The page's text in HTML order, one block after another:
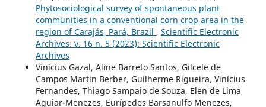
Phytosociological survey of spontaneous plant
communities in a conventional corn crop area in the
region of Carajás, Pará, Brazil , Scientific Electronic
Archives: v. 16 n. 5 (2023): Scientific Electronic
Archives
Vinícius Gazal, Aline Barreto Santos, Gilcele de
Campos Martin Berber, Guilherme Rigueira, Vinícius
Fernandes, Thiago Sampaio de Souza, Elen de Lima
Aguiar-Menezes, Eurípedes Barsanulfo Menezes,